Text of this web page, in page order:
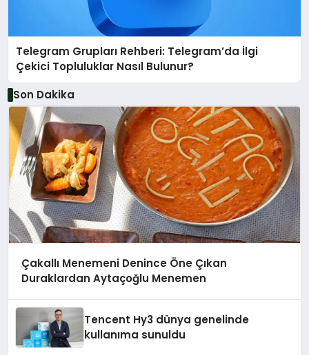
Telegram Grupları Rehberi: Telegram’da İlgi
Çekici Topluluklar Nasıl Bulunur?
Son Dakika
Çakallı Menemeni Denince Öne Çıkan
Duraklardan Aytaçoğlu Menemen
Tencent Hy3 dünya genelinde
kullanıma sunuldu